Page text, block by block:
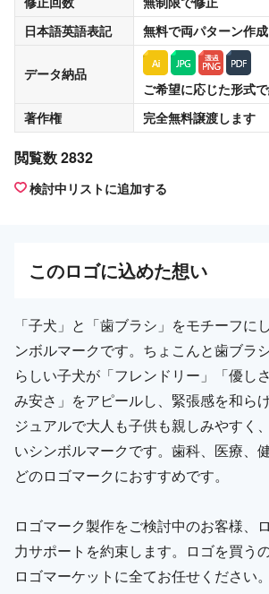
日本語英語表記
無料で両パターン作成
データ納品
ご希望に応じた形式
著作権
完全無料譲渡します
閲覧数 2832
検討中リストに追加する
このロゴに込めた想い
「子犬」と「歯ブラシ」をモチーフに
ンボルマークです。ちょこんと歯ブラ
らしい子犬が「フレンドリー」「優し
み安さ」をアピールし、緊張感を和ら
ジュアルで大人も子供も親しみやすく
いシンボルマークです。歯科、医療、
どのロゴマークにおすすめです。
ロゴマーク製作をご検討中のお客様、
力サポートを約束します。ロゴを買う
ロゴマーケットに全てお任せください